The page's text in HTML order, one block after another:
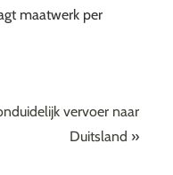
maatwerk per
vervoer naar
Duitsland »